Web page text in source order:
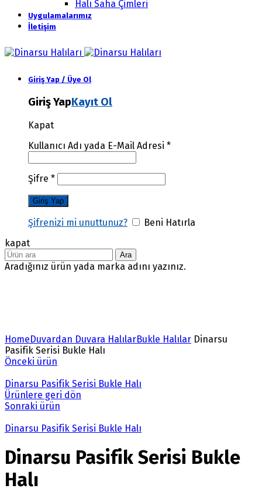
Halı Saha Çimleri
Uygulamalarımız
İletişim
Giriş Yap / Üye Ol
Giriş YapKayıt Ol
Kapat
Kullanıcı Adı yada E-Mail Adresi *
Şifre *
Şifrenizi mi unuttunuz?
Beni Hatırla
kapat
Ara
Aradığınız ürün yada marka adını yazınız.
HomeDuvardan Duvara HalılarBukle Halılar Dinarsu
Pasifik Serisi Bukle Halı
Önceki ürün
Dinarsu Pasifik Serisi Bukle Halı
Ürünlere geri dön
Sonraki ürün
Dinarsu Pasifik Serisi Bukle Halı
Dinarsu Pasifik Serisi Bukle
Halı